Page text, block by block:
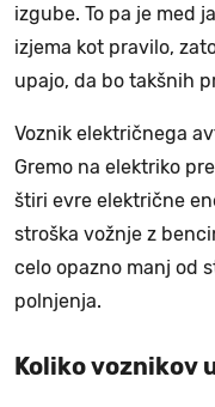
izgube. To pa je med
izjema kot pravilo,
upajo, da bo takšnih
Voznik električnega
Gremo na elektriko
štiri evre električne
stroška vožnje z
celo opazno manj od
polnjenja.
Koliko voznikov